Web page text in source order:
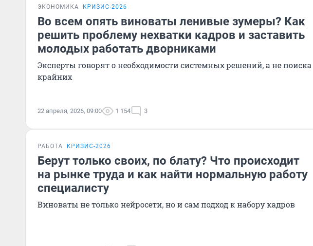
ЭКОНОМИКА КРИЗИС-2026
Во всем опять виноваты ленивые зумеры? Как
решить проблему нехватки кадров и заставить
молодых работать дворниками
Эксперты говорят о необходимости системных решений, а не поиска
крайних
22 апреля, 2026, 09:00 1 154 3
РАБОТА КРИЗИС-2026
Берут только своих, по блату? Что происходит
на рынке труда и как найти нормальную работу
специалисту
Виноваты не только нейросети, но и сам подход к набору кадров